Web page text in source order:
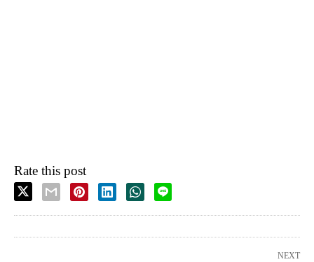
Rate this post
NEXT